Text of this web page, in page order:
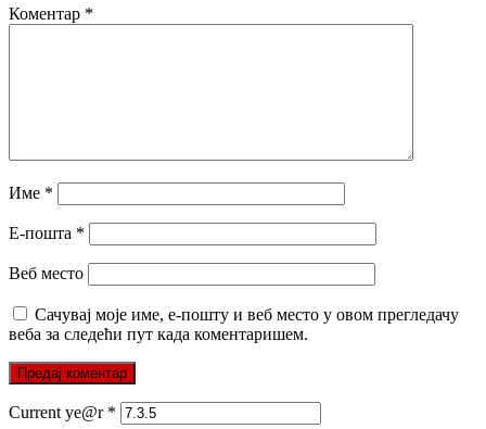
Коментар *
Име *
Е-пошта *
Веб место
Сачувај моје име, е-пошту и веб место у овом прегледачу
веба за следећи пут када коментаришем.
Current ye@r *